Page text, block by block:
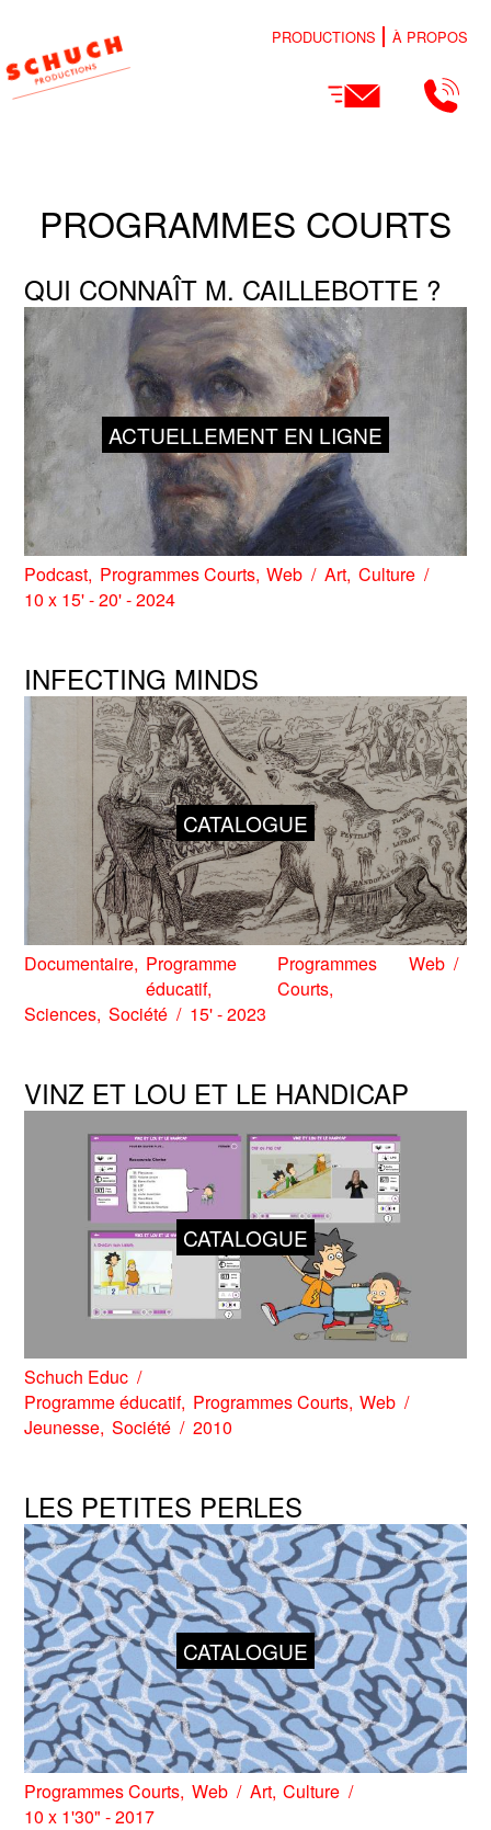
PRODUCTIONS À PROPOS
PROGRAMMES COURTS
QUI CONNAÎT M. CAILLEBOTTE ?
ACTUELLEMENT EN LIGNE
Podcast Programmes Courts Web Art Culture
10 x 15' - 20' - 2024
INFECTING MINDS
CATALOGUE
Documentaire Programme
éducatif
Programmes
Courts
Web
Sciences Société 15' - 2023
VINZ ET LOU ET LE HANDICAP
CATALOGUE
Schuch Educ
Programme éducatif Programmes Courts Web
Jeunesse Société 2010
LES PETITES PERLES
CATALOGUE
Programmes Courts Web Art Culture
10 x 1'30" - 2017